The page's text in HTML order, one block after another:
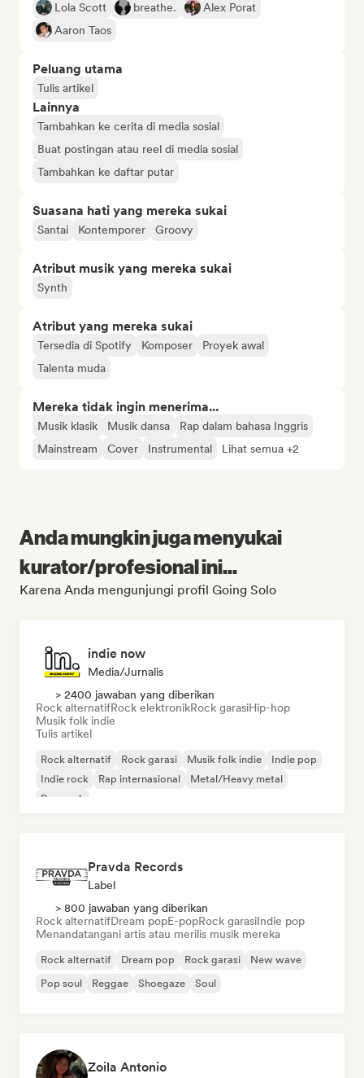
Lola Scott breathe.
Alex Porat
Aaron Taos
Peluang utama
Tulis artikel
Lainnya
Tambahkan ke cerita di media sosial
Buat postingan atau reel di media sosial
Tambahkan ke daftar putar
Suasana hati yang mereka sukai
Santai Kontemporer Groovy
Atribut musik yang mereka sukai
Synth
Atribut yang mereka sukai
Tersedia di Spotify Komposer
Proyek awal
Talenta muda
Mereka tidak ingin menerima...
Musik klasik Musik dansa
Rap dalam bahasa Inggris
Mainstream
Cover Instrumental Lihat semua +2
Anda mungkin juga menyukai
kurator/profesional ini...
Karena Anda mengunjungi profil Going Solo
indie now
Media/Jurnalis
> 2400 jawaban yang diberikan
Rock alternatifRock elektronikRock garasiHip-hop
Musik folk indie
Tulis artikel
Rock alternatif Rock garasi Musik folk indie
Indie pop
Indie rock
Rap internasional
Metal/Heavy metal
Pop rock
Pravda Records
Label
> 800 jawaban yang diberikan
Rock alternatifDream popE-popRock garasiIndie pop
Menandatangani artis atau merilis musik mereka
Rock alternatif Dream pop Rock garasi
New wave
Pop soul
Reggae Shoegaze Soul
Zoila Antonio